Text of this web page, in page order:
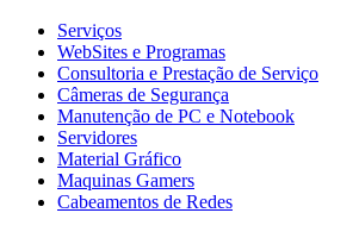
Serviços
WebSites e Programas
Consultoria e Prestação de Serviço
Câmeras de Segurança
Manutenção de PC e Notebook
Servidores
Material Gráfico
Maquinas Gamers
Cabeamentos de Redes